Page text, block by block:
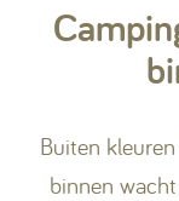
Buiten
binnen